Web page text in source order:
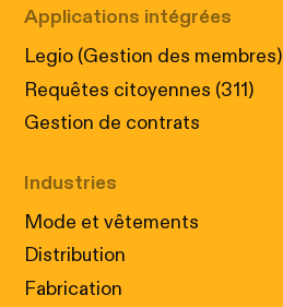
Applications intégrées
Legio (Gestion des membres)
Requêtes citoyennes (311)
Gestion de contrats
Industries
Mode et vêtements
Distribution
Fabrication